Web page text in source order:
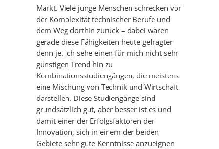
Markt. Viele junge Menschen schrecken vor
der Komplexität technischer Berufe und
dem Weg dorthin zurück – dabei wären
gerade diese Fähigkeiten heute gefragter
denn je. Ich sehe einen für mich nicht sehr
günstigen Trend hin zu
Kombinationsstudiengängen, die meistens
eine Mischung von Technik und Wirtschaft
darstellen. Diese Studiengänge sind
grundsätzlich gut, aber besser ist es und
damit einer der Erfolgsfaktoren der
Innovation, sich in einem der beiden
Gebiete sehr gute Kenntnisse anzueignen